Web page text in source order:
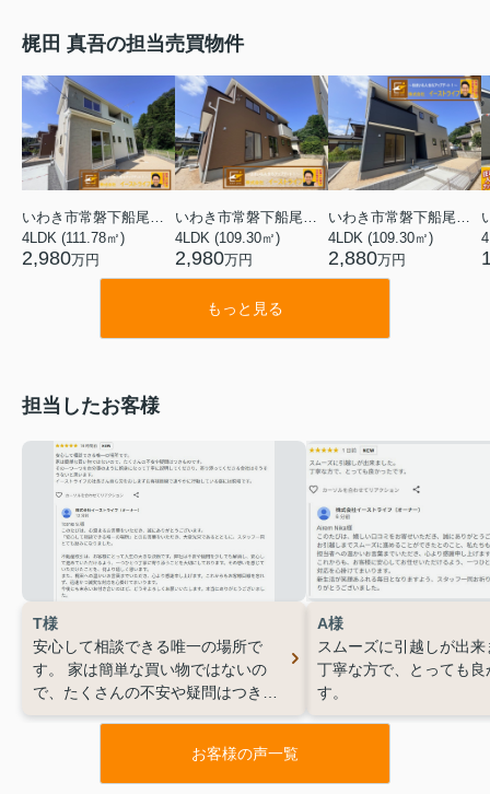
梶田 真吾の担当売買物件
4LDK (111.78㎡)
2,980万円
4LDK (109.30㎡)
2,980万円
4LDK (109.30㎡)
2,880万円
もっと見る
担当したお客様
T様
安心して相談できる唯一の場所で
す。
家は簡単な買い物ではないの
で、たくさんの不安や疑問はつきも
くださり、寄り添ってくださる会社
はそうそうないと思います。イー
A様
スムーズに引越しが出
丁寧な方で、とっても良
す。
お客様の声一覧